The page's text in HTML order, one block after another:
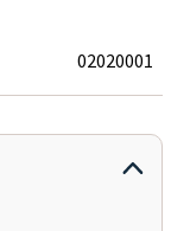
02020001